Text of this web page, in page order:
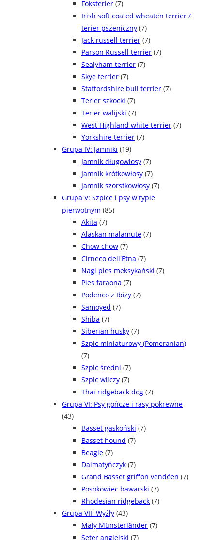
Foksterier (7)
Irish soft coated wheaten terrier /
terier pszeniczny (7)
Jack russell terrier (7)
Parson Russell terrier (7)
Sealyham terrier (7)
Skye terrier (7)
Staffordshire bull terrier (7)
Terier szkocki (7)
Terier walijski (7)
West Highland white terrier (7)
Yorkshire terrier (7)
Grupa IV: Jamniki (19)
Jamnik długowłosy (7)
Jamnik krótkowłosy (7)
Jamnik szorstkowłosy (7)
Grupa V: Szpice i psy w typie
pierwotnym (85)
Akita (7)
Alaskan malamute (7)
Chow chow (7)
Cirneco dell'Etna (7)
Nagi pies meksykański (7)
Pies faraona (7)
Podenco z Ibizy (7)
Samoyed (7)
Shiba (7)
Siberian husky (7)
Szpic miniaturowy (Pomeranian)
(7)
Szpic średni (7)
Szpic wilczy (7)
Thai ridgeback dog (7)
Grupa VI: Psy gończe i rasy pokrewne
(43)
Basset gaskoński (7)
Basset hound (7)
Beagle (7)
Dalmatyńczyk (7)
Grand Basset griffon vendéen (7)
Posokowiec bawarski (7)
Rhodesian ridgeback (7)
Grupa VII: Wyżły (43)
Mały Münsterländer (7)
Seter angielski (7)